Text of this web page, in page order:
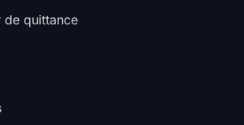
de quittance